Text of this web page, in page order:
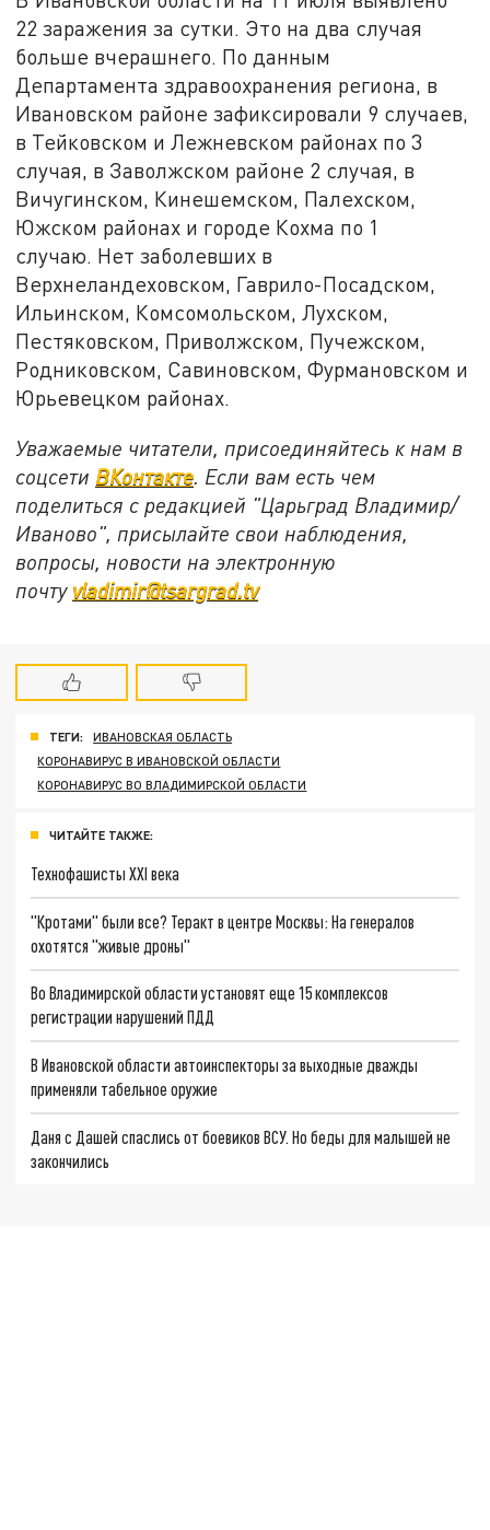
22 заражения за сутки. Это на два случая
больше вчерашнего. По данным
Департамента здравоохранения региона, в
Ивановском районе зафиксировали 9 случаев,
в Тейковском и Лежневском районах по 3
случая, в Заволжском районе 2 случая, в
Вичугинском, Кинешемском, Палехском,
Южском районах и городе Кохма по 1
случаю. Нет заболевших в
Верхнеландеховском, Гаврило-Посадском,
Ильинском, Комсомольском, Лухском,
Пестяковском, Приволжском, Пучежском,
Родниковском, Савиновском, Фурмановском и
Юрьевецком районах.
Уважаемые читатели, присоединяйтесь к нам в
соцсети ВКонтакте . Если вам есть чем
поделиться с редакцией "Царьград Владимир/
Иваново", присылайте свои наблюдения,
вопросы, новости на электронную
почту vladimir@tsargrad.tv
ТЕГИ:
ИВАНОВСКАЯ ОБЛАСТЬ
КОРОНАВИРУС В ИВАНОВСКОЙ ОБЛАСТИ
КОРОНАВИРУС ВО ВЛАДИМИРСКОЙ ОБЛАСТИ
ЧИТАЙТЕ ТАКЖЕ:
Технофашисты XXI века
"Кротами" были все? Теракт в центре Москвы: На генералов
охотятся "живые дроны"
Во Владимирской области установят еще 15 комплексов
регистрации нарушений ПДД
В Ивановской области автоинспекторы за выходные дважды
применяли табельное оружие
Даня с Дашей спаслись от боевиков ВСУ. Но беды для малышей не
закончились